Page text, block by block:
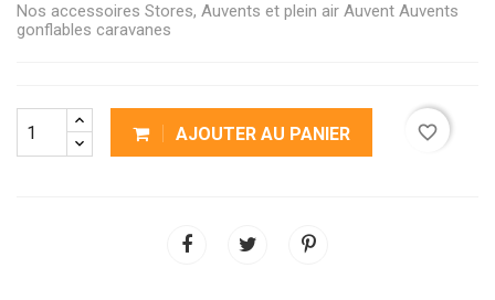
Nos accessoires Stores, Auvents et plein air Auvent Auvents
gonflables caravanes
AJOUTER AU PANIER favorite_border